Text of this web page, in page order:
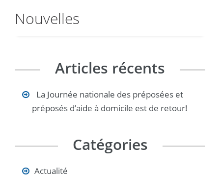
Nouvelles
Articles récents
La Journée nationale des préposées et
préposés d’aide à domicile est de retour!
Catégories
Actualité